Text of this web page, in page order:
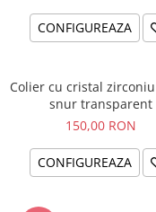
CONFIGUREAZA
Colier cu cristal
snur transparent
150,00 RON
CONFIGUREAZA